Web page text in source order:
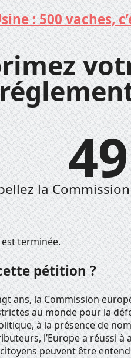
: 500 vaches,
la
terminée.
pétition ?
ans, la Commission
au monde pour la
à la présence de
l’Europe a réussi à
peuvent être